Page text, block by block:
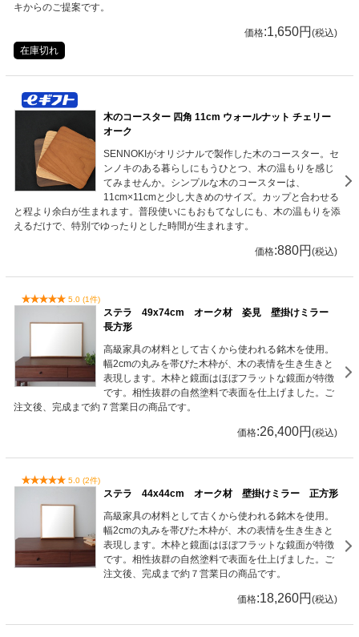
キからのご提案です。
価格:1,650円 (税込)
在庫切れ
木のコースター 四角 11cm ウォールナット チェリー
オーク
SENNOKIがオリジナルで製作した木のコースター。セ
ンノキのある暮らしにもうひとつ、木の温もりを感じ
てみませんか。シンプルな木のコースターは、
11cm×11cmと少し大きめのサイズ。カップと合わせる
と程より余白が生まれます。普段使いにもおもてなしにも、木の温もりを添
えるだけで、特別でゆったりとした時間が生まれます。
価格:880円 (税込)
5.0 (1件)
ステラ 49x74cm オーク材 姿見 壁掛けミラー
長方形
高級家具の材料として古くから使われる銘木を使用。
幅2cmの丸みを帯びた木枠が、木の表情を生き生きと
表現します。木枠と鏡面はほぼフラットな鏡面が特徴
です。相性抜群の自然塗料で表面を仕上げました。ご
注文後、完成まで約７営業日の商品です。
価格:26,400円 (税込)
5.0 (2件)
ステラ 44x44cm オーク材 壁掛けミラー 正方形
高級家具の材料として古くから使われる銘木を使用。
幅2cmの丸みを帯びた木枠が、木の表情を生き生きと
表現します。木枠と鏡面はほぼフラットな鏡面が特徴
です。相性抜群の自然塗料で表面を仕上げました。ご
注文後、完成まで約７営業日の商品です。
価格:18,260円 (税込)